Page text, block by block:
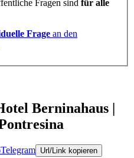
Fragen sind für alle
Frage an den
Berninahaus |
Telegram Url/Link kopieren